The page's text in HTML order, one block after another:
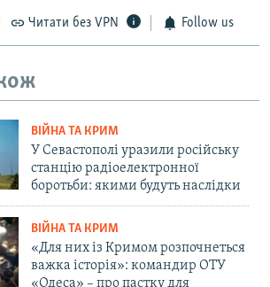
Читати без VPN Follow us
ВІЙНА ТА КРИМ
У Севастополі уразили російську
станцію радіоелектронної
боротьби: якими будуть наслідки
ВІЙНА ТА КРИМ
«Для них із Кримом розпочнеться
важка історія»: командир ОТУ
«Одеса» – про пастку для